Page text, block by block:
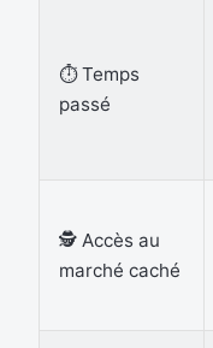
⏱️ Temps
passé
🕵️ Accès au
marché caché